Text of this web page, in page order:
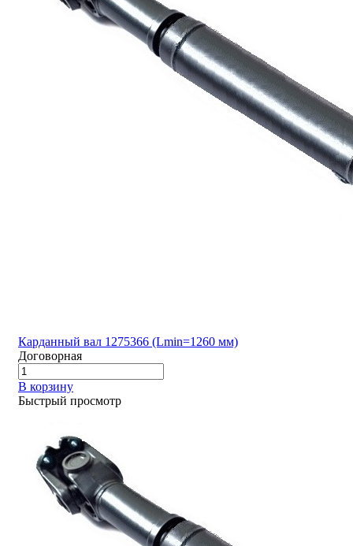
Карданный вал 1275366 (Lmin=1260 мм)
Договорная
В корзину
Быстрый просмотр